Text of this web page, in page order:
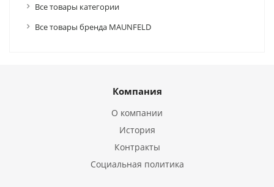
Все товары категории
Все товары бренда MAUNFELD
Компания
О компании
История
Контракты
Социальная политика